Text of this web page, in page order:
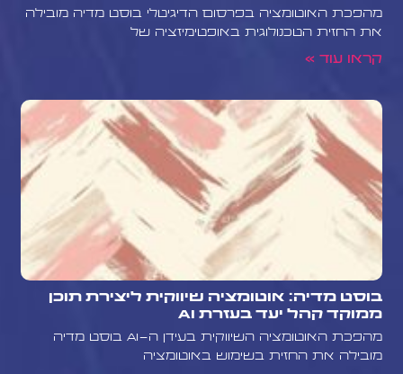
מהפכת האוטומציה בפרסום הדיגיטלי בוסט מדיה מובילה
את החזית הטכנולוגית באופטימיזציה של
קראו עוד »
בוסט מדיה: אוטומציה שיווקית ליצירת תוכן
ממוקד קהל יעד בעזרת AI
מהפכת האוטומציה השיווקית בעידן ה-AI בוסט מדיה
מובילה את החזית בשימוש באוטומציה